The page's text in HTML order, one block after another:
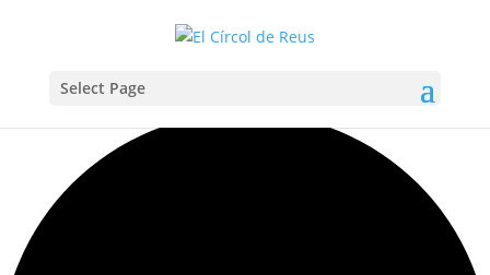
Select Page
Carregant la vista